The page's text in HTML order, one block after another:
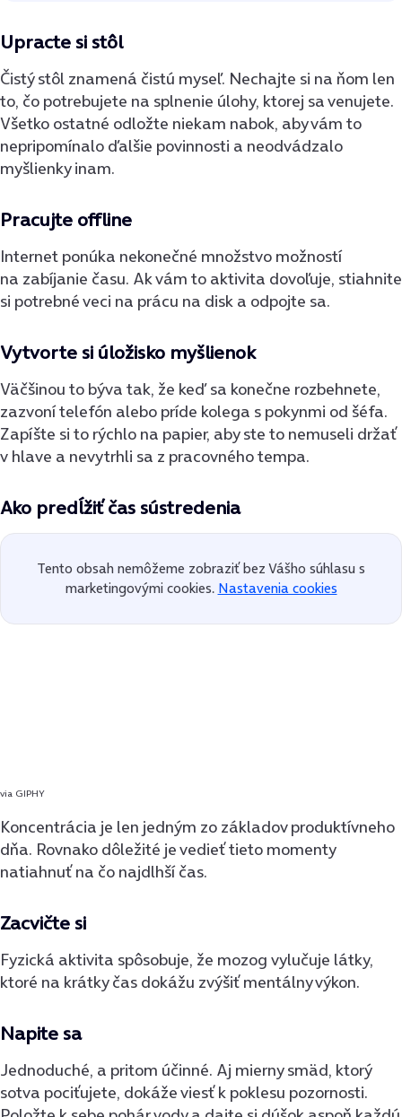
Upracte si stôl
Čistý stôl znamená čistú myseľ. Nechajte si na ňom len
to, čo potrebujete na splnenie úlohy, ktorej sa venujete.
Všetko ostatné odložte niekam nabok, aby vám to
nepripomínalo ďalšie povinnosti a neodvádzalo
myšlienky inam.
Pracujte offline
Internet ponúka nekonečné množstvo možností
na zabíjanie času. Ak vám to aktivita dovoľuje, stiahnite
si potrebné veci na prácu na disk a odpojte sa.
Vytvorte si úložisko myšlienok
Väčšinou to býva tak, že keď sa konečne rozbehnete,
zazvoní telefón alebo príde kolega s pokynmi od šéfa.
Zapíšte si to rýchlo na papier, aby ste to nemuseli držať
v hlave a nevytrhli sa z pracovného tempa.
Ako predĺžiť čas sústredenia
Tento obsah nemôžeme zobraziť bez Vášho súhlasu s
marketingovými cookies. Nastavenia cookies
via GIPHY
Koncentrácia je len jedným zo základov produktívneho
dňa. Rovnako dôležité je vedieť tieto momenty
natiahnuť na čo najdlhší čas.
Zacvičte si
Fyzická aktivita spôsobuje, že mozog vylučuje látky,
ktoré na krátky čas dokážu zvýšiť mentálny výkon.
Napite sa
Jednoduché, a pritom účinné. Aj mierny smäd, ktorý
sotva pociťujete, dokáže viesť k poklesu pozornosti.